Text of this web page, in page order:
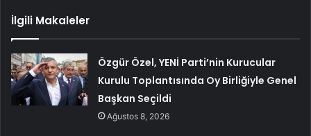
İlgili Makaleler
Özgür Özel, YENİ Parti’nin Kurucular
Kurulu Toplantısında Oy Birliğiyle Genel
Başkan Seçildi
Ağustos 8, 2026